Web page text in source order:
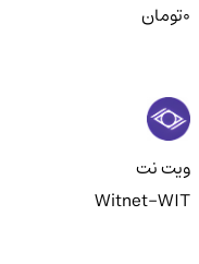
تومان
ویت نت
Witnet-WIT